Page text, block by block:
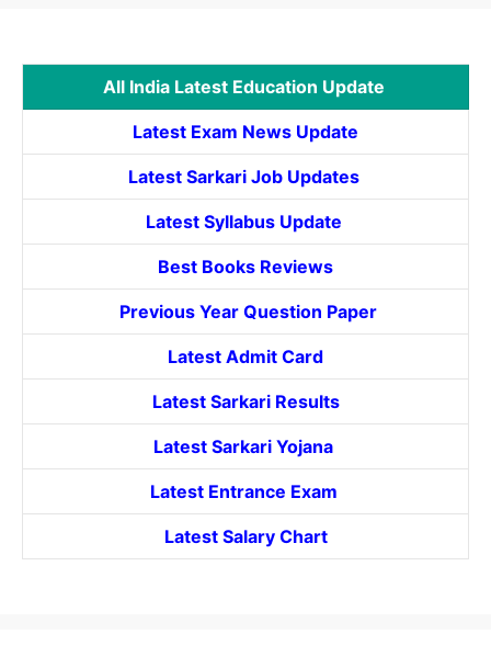
All India Latest Education Update
Latest Exam News Update
Latest Sarkari Job Updates
Latest Syllabus Update
Best Books Reviews
Previous Year Question Paper
Latest Admit Card
Latest Sarkari Results
Latest Sarkari Yojana
Latest Entrance Exam
Latest Salary Chart